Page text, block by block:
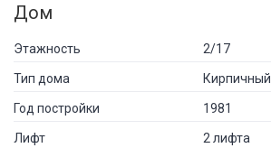
Дом
Этажность 2/17
Тип дома Кирпичный
Год постройки 1981
Лифт 2 лифта